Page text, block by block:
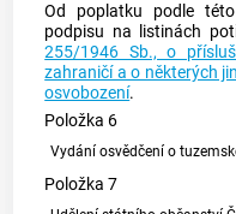
Od poplatku podle
podpisu na listinách
255/1946 Sb., o
zahraničí a o některých
osvobození.
Položka 6
Vydání osvědčení o
Položka 7